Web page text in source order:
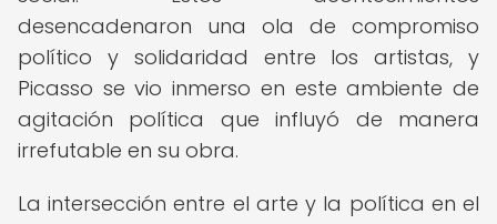
desencadenaron una ola de compromiso
político y solidaridad entre los artistas, y
Picasso se vio inmerso en este ambiente de
agitación política que influyó de manera
irrefutable en su obra.
La intersección entre el arte y la política en el